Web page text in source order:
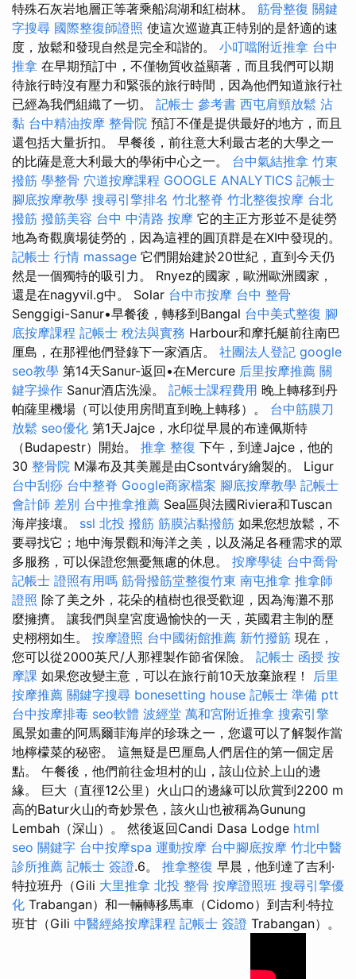
特殊石灰岩地層正等著乘船潟湖和紅樹林。 筋骨整復 關鍵
字搜尋 國際整復師證照 使這次巡遊真正特別的是舒適的速
度，放鬆和發現自然是完全和諧的。 小叮噹附近推拿 台中
推拿 在早期預訂中，不僅物質收益顯著，而且我們可以期
待旅行時沒有壓力和緊張的旅行時間，因為他們知道旅行社
已經為我們組織了一切。 記帳士 參考書 西屯肩頸放鬆 沾
黏 台中精油按摩 整骨院 預訂不僅是提供最好的地方，而且
還包括大量折扣。 早餐後，前往意大利最古老的大學之一
的比薩是意大利最大的學術中心之一。 台中氣結推拿 竹東
撥筋 學整骨 穴道按摩課程 GOOGLE ANALYTICS 記帳士
腳底按摩教學 搜尋引擎排名 竹北整脊 竹北整復按摩 台北
撥筋 撥筋美容 台中 中清路 按摩 它的主正方形並不是徒勞
地為奇觀廣場徒勞的，因為這裡的圓頂群是在XI中發現的。
記帳士 行情 massage 它們開始建於20世紀，直到今天仍
然是一個獨特的吸引力。 Rnyez的國家，歐洲歐洲國家，
還是在nagyvil.g中。 Solar 台中市按摩 台中 整骨
Senggigi-Sanur•早餐後，轉移到Bangal 台中美式整復 腳
底按摩課程 記帳士 稅法與實務 Harbour和摩托艇前往南巴
厘島，在那裡他們登錄下一家酒店。 社團法人登記 google
seo教學 第14天Sanur-返回•在Mercure 后里按摩推薦 關
鍵字操作 Sanur酒店洗澡。 記帳士課程費用 晚上轉移到丹
帕薩里機場（可以使用房間直到晚上轉移）。 台中筋膜刀
放鬆 seo優化 第1天Jajce，水印從早晨的布達佩斯特
（Budapestr）開始。 推拿 整復 下午，到達Jajce，他的
30 整骨院 M瀑布及其美麗是由Csontváry繪製的。 Ligur
台中刮痧 台中整脊 Google商家檔案 腳底按摩教學 記帳士
會計師 差別 台中推拿推薦 Sea區與法國Riviera和Tuscan
海岸接壤。 ssl 北投 撥筋 筋膜沾黏撥筋 如果您想放鬆，不
要尋找它；地中海景觀和海洋之美，以及滿足各種需求的眾
多服務，可以保證您無憂無慮的休息。 按摩學徒 台中喬骨
記帳士 證照有用嗎 筋骨撥筋堂整復竹東 南屯推拿 推拿師
證照 除了美之外，花朵的植樹也很受歡迎，因為海灘不那
麼擁擠。 讓我們與皇宮度過愉快的一天，英國君主制的歷
史栩栩如生。 按摩證照 台中國術館推薦 新竹撥筋 現在，
您可以從2000英尺/人那裡製作節省保險。 記帳士 函授 按
摩課 如果您改變主意，可以在旅行前10天放棄旅程！ 后里
按摩推薦 關鍵字搜尋 bonesetting house 記帳士 準備 ptt
台中按摩排毒 seo軟體 波經堂 萬和宮附近推拿 搜索引擎
風景如畫的阿馬爾菲海岸的珍珠之一，您還可以了解製作當
地檸檬菜的秘密。 這無疑是巴厘島人們居住的第一個定居
點。 午餐後，他們前往金坦村的山，該山位於上山的邊
緣。 巨大（直徑12公里）火山口的邊緣可以欣賞到2200 m
高的Batur火山的奇妙景色，該火山也被稱為Gunung
Lembah（深山）。 然後返回Candi Dasa Lodge html
seo 關鍵字 台中按摩spa 運動按摩 台中腳底按摩 竹北中醫
診所推薦 記帳士 簽證.6。 推拿整復 早晨，他到達了吉利·
特拉班丹（Gili 大里推拿 北投 整骨 按摩證照班 搜尋引擎優
化 Trabangan）和一輛轉移馬車（Cidomo）到吉利·特拉
班甘（Gili 中醫經絡按摩課程 記帳士 簽證 Trabangan）。